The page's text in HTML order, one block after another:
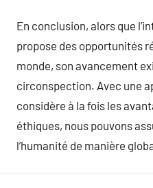
En conclusion, alors que
propose des opportunités
monde, son avancement
circonspection. Avec une
considère à la fois les
éthiques, nous pouvons
l’humanité de manière